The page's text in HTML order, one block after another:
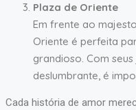
Plaza de Oriente
Em frente ao
Oriente é perfeita
grandioso. Com
deslumbrante, é
Cada história de amor